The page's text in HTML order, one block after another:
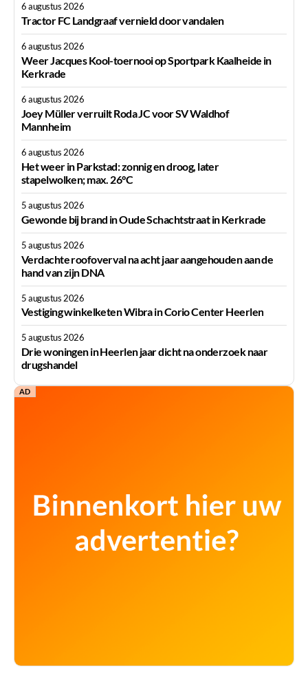
6 augustus 2026
Tractor FC Landgraaf vernield door vandalen
6 augustus 2026
Weer Jacques Kool-toernooi op Sportpark Kaalheide in
Kerkrade
6 augustus 2026
Joey Müller verruilt Roda JC voor SV Waldhof
Mannheim
6 augustus 2026
Het weer in Parkstad: zonnig en droog, later
stapelwolken; max. 26°C
5 augustus 2026
Gewonde bij brand in Oude Schachtstraat in Kerkrade
5 augustus 2026
Verdachte roofoverval na acht jaar aangehouden aan de
hand van zijn DNA
5 augustus 2026
Vestiging winkelketen Wibra in Corio Center Heerlen
5 augustus 2026
Drie woningen in Heerlen jaar dicht na onderzoek naar
drugshandel
AD